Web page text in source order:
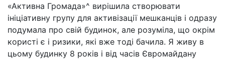
«Активна Громада»^ вирішила створювати
ініціативну групу для активізації мешканців і одразу
подумала про свій будинок, але розуміла, що окрім
користі є і ризики, які вже тоді бачила. Я живу в
цьому будинку 8 років і від часів Євромайдану